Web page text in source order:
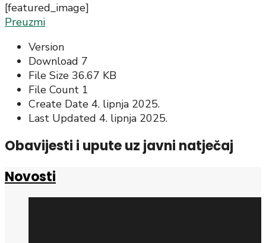
[featured_image]
Preuzmi
Version
Download 7
File Size 36.67 KB
File Count 1
Create Date 4. lipnja 2025.
Last Updated 4. lipnja 2025.
Obavijesti i upute uz javni natječaj
Novosti